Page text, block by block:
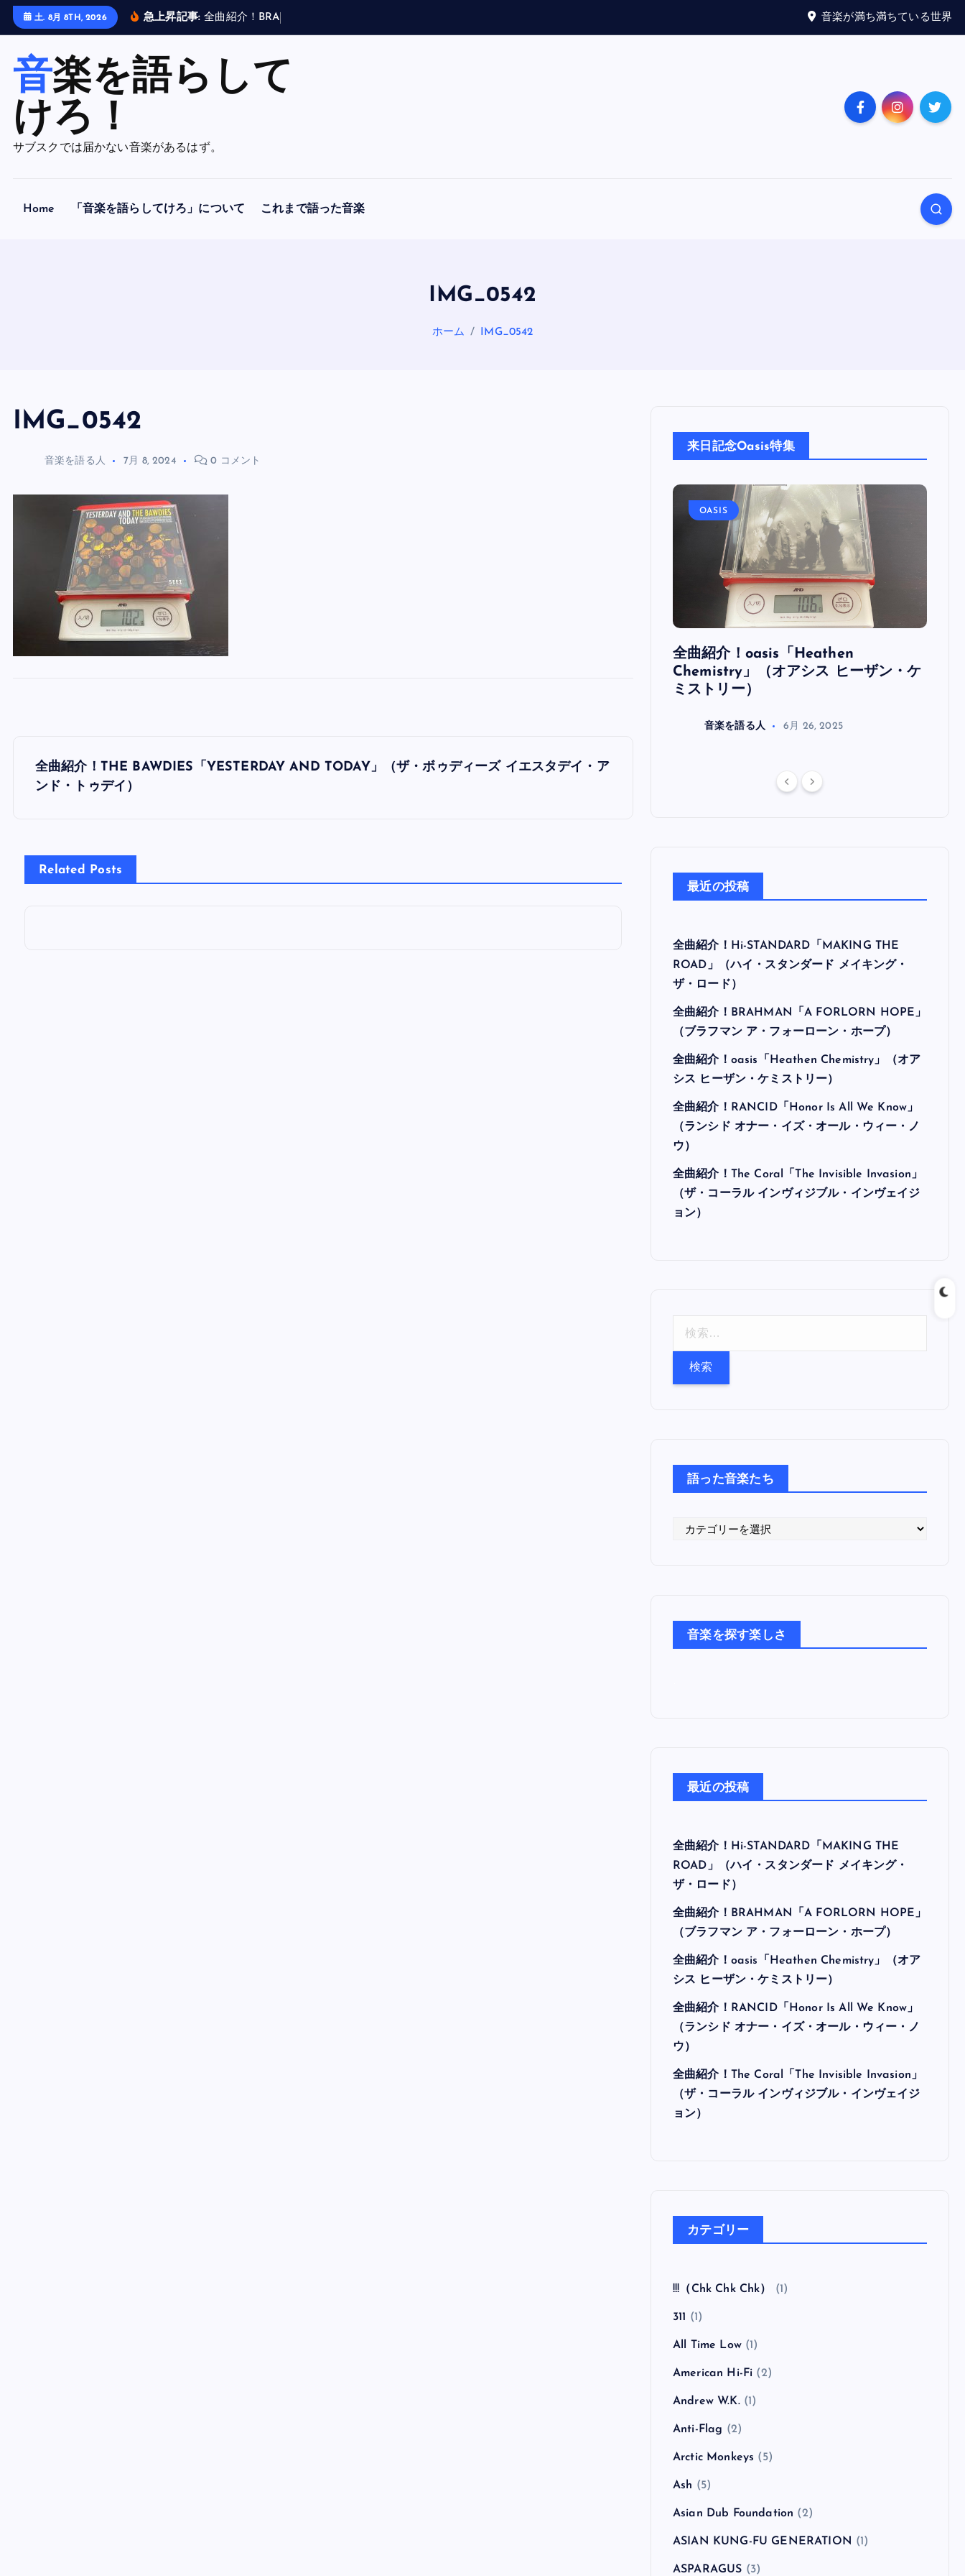
土. 8月 8TH, 2026 急上昇記事: 全曲 紹介 ！ B RA 音楽が満ち満ちている世界
音楽を語らして
けろ！
サブスクでは届かない音楽があるはず。
Home 「音楽を語らしてけろ」について これまで語った音楽
IMG_0542
ホーム IMG_0542
IMG_0542
音楽を語る人 7月 8, 2024 0 コメント
投
稿
ビ
全曲紹介！THE BAWDIES「YESTERDAY AND TODAY」（ザ・ボゥディーズ イエスタデイ・ア
ンド・トゥデイ）
Related Posts
来日記念Oasis特集
OASIS
全曲紹介！oasis「Heathen
Chemistry」（オアシス ヒーザン・ケ
ミストリー）
音楽を語る人 6月 26, 2025
最近の投稿
全曲紹介！Hi-STANDARD「MAKING THE
ROAD」（ハイ・スタンダード メイキング・
ザ・ロード）
全曲紹介！BRAHMAN「A FORLORN HOPE」
（ブラフマン ア・フォーローン・ホープ）
全曲紹介！oasis「Heathen Chemistry」（オア
シス ヒーザン・ケミストリー）
全曲紹介！RANCID「Honor Is All We Know」
（ランシド オナー・イズ・オール・ウィー・ノ
ウ）
全曲紹介！The Coral「The Invisible Invasion」
（ザ・コーラル インヴィジブル・インヴェイジ
ョン）
語った音楽たち
た
音楽を探す楽しさ
最近の投稿
全曲紹介！Hi-STANDARD「MAKING THE
ROAD」（ハイ・スタンダード メイキング・
ザ・ロード）
全曲紹介！BRAHMAN「A FORLORN HOPE」
（ブラフマン ア・フォーローン・ホープ）
全曲紹介！oasis「Heathen Chemistry」（オア
シス ヒーザン・ケミストリー）
全曲紹介！RANCID「Honor Is All We Know」
（ランシド オナー・イズ・オール・ウィー・ノ
ウ）
全曲紹介！The Coral「The Invisible Invasion」
（ザ・コーラル インヴィジブル・インヴェイジ
ョン）
カテゴリー
!!!（Chk Chk Chk） (1)
311 (1)
All Time Low(1)
American Hi-Fi (2)
Andrew W.K.(1)
Anti-Flag (2)
Arctic Monkeys (5)
Ash (5)
Asian Dub Foundation (2)
ASIAN KUNG-FU GENERATION (1)
ASPARAGUS (3)